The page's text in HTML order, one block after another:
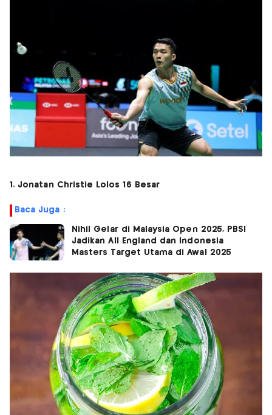
1. Jonatan Christie Lolos 16 Besar
Baca Juga :
Nihil Gelar di Malaysia Open 2025, PBSI
Jadikan All England dan Indonesia
Masters Target Utama di Awal 2025